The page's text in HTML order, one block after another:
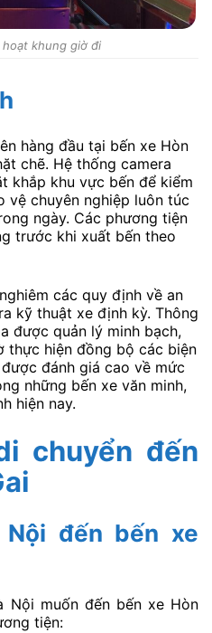
khung giờ đi
hàng đầu tại bến xe Hòn
chẽ. Hệ thống camera
khắp khu vực bến để kiểm
vệ chuyên nghiệp luôn túc
ngày. Các phương tiện
trước khi xuất bến theo
các quy định về an
kỹ thuật xe định kỳ. Thông
được quản lý minh bạch,
thực hiện đồng bộ các biện
đánh giá cao về mức
những bến xe văn minh,
hiện nay.
chuyển đến
đến bến xe
muốn đến bến xe Hòn
tiện: